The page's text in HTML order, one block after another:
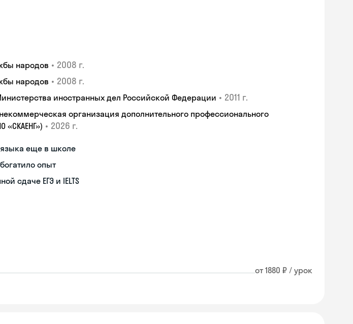
народов • 2008 г.
народов • 2008 г.
иностранных дел Российской Федерации • 2011 г.
организация дополнительного профессионального
«СКАЕНГ») • 2026 г.
языка еще в школе
опыт
сдаче ЕГЭ и IELTS
от 1880 ₽ / урок